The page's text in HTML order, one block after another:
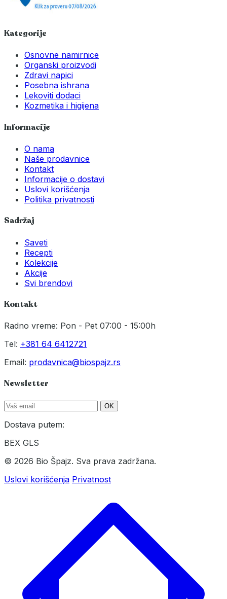
Kategorije
Osnovne namirnice
Organski proizvodi
Zdravi napici
Posebna ishrana
Lekoviti dodaci
Kozmetika i higijena
Informacije
O nama
Naše prodavnice
Kontakt
Informacije o dostavi
Uslovi korišćenja
Politika privatnosti
Sadržaj
Saveti
Recepti
Kolekcije
Akcije
Svi brendovi
Kontakt
Radno vreme: Pon - Pet 07:00 - 15:00h
Tel: +381 64 6412721
Email: prodavnica@biospajz.rs
Newsletter
OK
Dostava putem:
BEX GLS
© 2026 Bio Špajz. Sva prava zadržana.
Uslovi korišćenja Privatnost